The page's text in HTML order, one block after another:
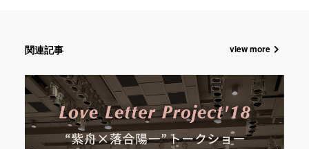
関連記事 view more